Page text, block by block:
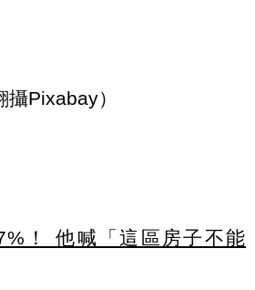
攝Pixabay）
！ 他喊「這區房子不能